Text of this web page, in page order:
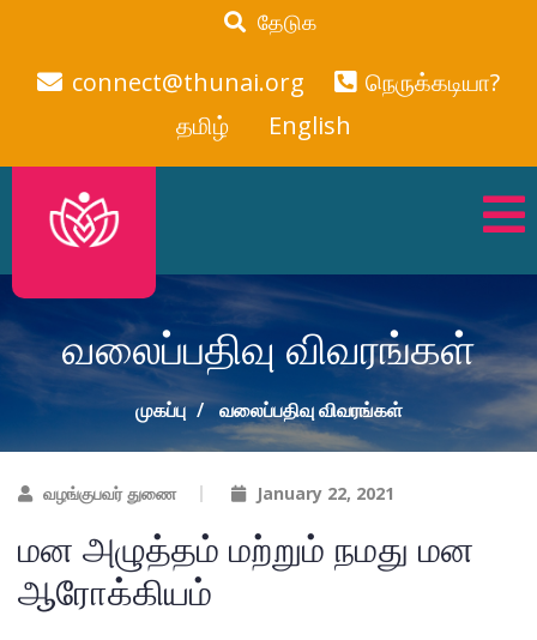
தேடுக
connect@thunai.org
நெருக்கடியா?
தமிழ்
English
வலைப்பதிவு விவரங்கள்
முகப்பு வலைப்பதிவு விவரங்கள்
வழங்குபவர் துணை January 22, 2021
மன அழுத்தம் மற்றும் நமது மன
ஆரோக்கியம்